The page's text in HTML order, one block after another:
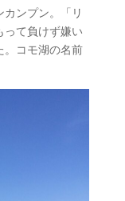
ンプン。「リ
って負けず嫌い
。コモ湖の名前